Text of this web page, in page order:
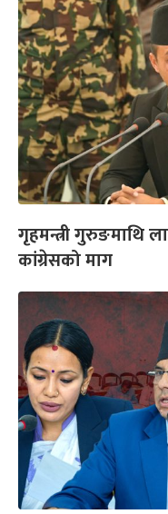
गृहमन्त्री गुरुङमाथि
कांग्रेसको माग